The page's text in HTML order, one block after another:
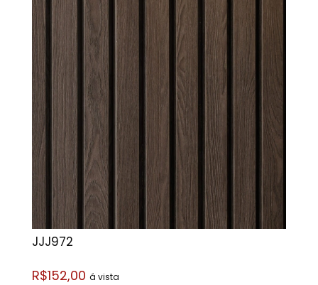
JJJ972
R$152,00 á vista